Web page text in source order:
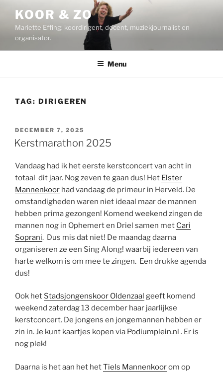
inhoud
KOOR & ZO
Mariette Effing: koordirigent, docent, muziekjournalist en
organisator.
Menu
TAG: DIRIGEREN
GEPLAATST
OP
DECEMBER 7, 2025
Kerstmarathon 2025
Vandaag had ik het eerste kerstconcert van acht in
totaal dit jaar. Nog zeven te gaan dus! Het Elster
Mannenkoor had vandaag de primeur in Herveld. De
omstandigheden waren niet ideaal maar de mannen
hebben prima gezongen! Komend weekend zingen de
mannen nog in Ophemert en Driel samen met Cari
Soprani. Dus mis dat niet! De maandag daarna
organiseren ze een Sing Along! waarbij iedereen van
harte welkom is om mee te zingen. Een drukke agenda
dus!
Ook het Stadsjongenskoor Oldenzaal geeft komend
weekend zaterdag 13 december haar jaarlijkse
kerstconcert. De jongens en jongemannen hebben er
zin in. Je kunt kaartjes kopen via Podiumplein.nl . Er is
nog plek!
Daarna is het aan het hetTiels Mannenkoorom op